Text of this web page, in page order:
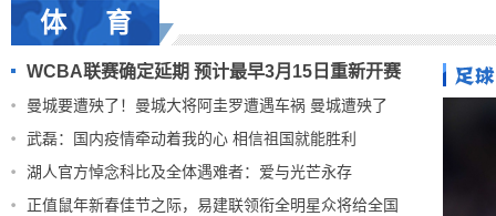
体 育
WCBA联赛确定延期 预计最早3月15日重新开赛
曼城要遭殃了！曼城大将阿圭罗遭遇车祸 曼城遭殃了
武磊：国内疫情牵动着我的心 相信祖国就能胜利
湖人官方悼念科比及全体遇难者：爱与光芒永存
正值鼠年新春佳节之际，易建联领衔全明星众将给全国